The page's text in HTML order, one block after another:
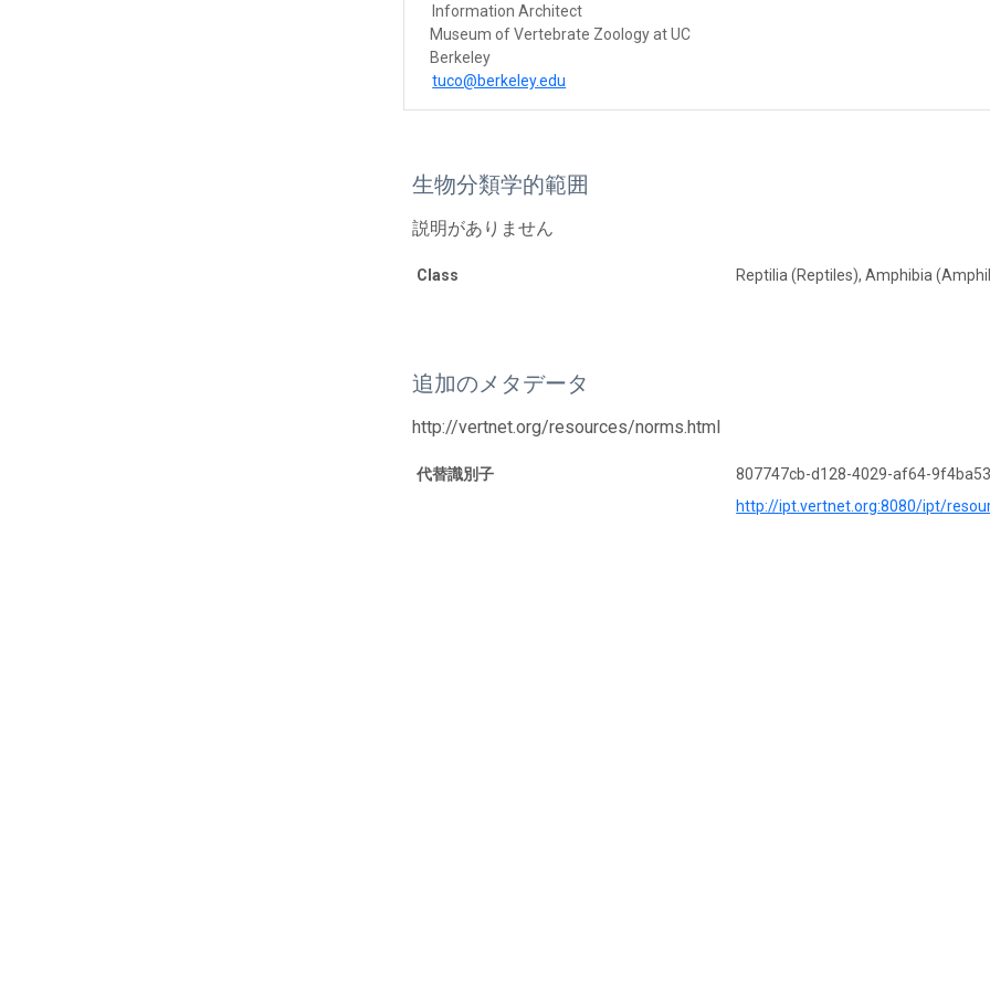
Information Architect
Museum of Vertebrate Zoology at UC
Berkeley​
tuco@berkeley.edu
生物分類学的範囲
説明がありません
Class Reptilia (Reptiles), Amphibia
追加のメタデータ
http://vertnet.org/resources/norms.html
代替識別子
807747cb-d128-4029-af64-
http://ipt.vertnet.org:8080/ipt/